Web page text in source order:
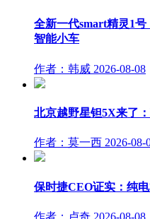
全新一代smart精灵1
智能小车
作者：韩威 2026-08-08
北京越野星钽5X来了
作者：莫一西 2026-08-
保时捷CEO证实：纯
作者：卢奇 2026-08-08